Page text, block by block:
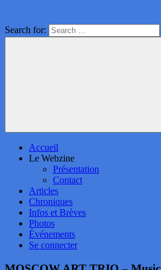
Search for:
Accueil
Le Webzine
Présentation
Contact
Articles
Chroniques
Infos et Brèves
Photos
Événements
Se connecter